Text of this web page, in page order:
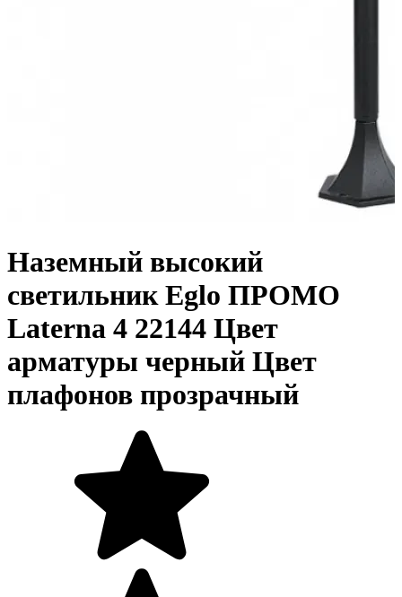
Наземный высокий
светильник Eglo ПРОМО
Laterna 4 22144 Цвет
арматуры черный Цвет
плафонов прозрачный